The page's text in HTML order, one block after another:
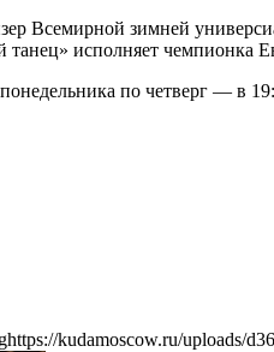
Всемирной зимней
исполняет чемпионка
по четверг — в
https://kudamoscow.ru/uploads/